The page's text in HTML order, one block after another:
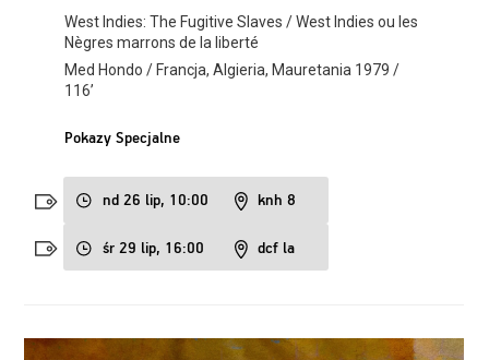
West Indies: The Fugitive Slaves / West Indies ou les
Nègres marrons de la liberté
Med Hondo / Francja, Algieria, Mauretania 1979 /
116’
Pokazy Specjalne
nd 26 lip, 10:00 knh 8
śr 29 lip, 16:00 dcf la